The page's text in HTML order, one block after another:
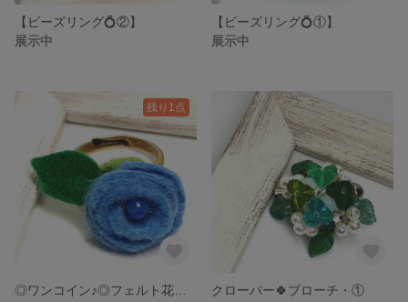
【ビーズリング💍②】
展示中
【ビーズリング💍①】
展示中
残り1点
クローバー🍀ブローチ・①